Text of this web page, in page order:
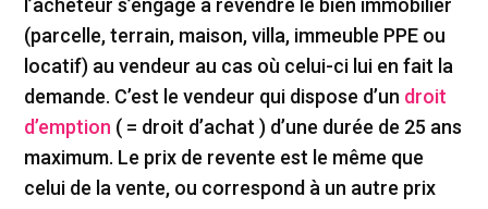
l’acheteur s’engage à revendre le bien immobilier
(parcelle, terrain, maison, villa, immeuble PPE ou
locatif) au vendeur au cas où celui-ci lui en fait la
demande. C’est le vendeur qui dispose d’un droit
d’emption ( = droit d’achat ) d’une durée de 25 ans
maximum. Le prix de revente est le même que
celui de la vente, ou correspond à un autre prix